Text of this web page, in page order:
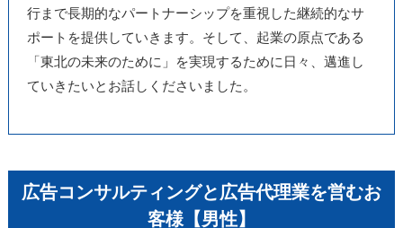
行まで長期的なパートナーシップを重視した継続的なサ
ポートを提供していきます。そして、起業の原点である
「東北の未来のために」を実現するために日々、邁進し
ていきたいとお話しくださいました。
広告コンサルティングと広告代理業を営むお
客様【男性】